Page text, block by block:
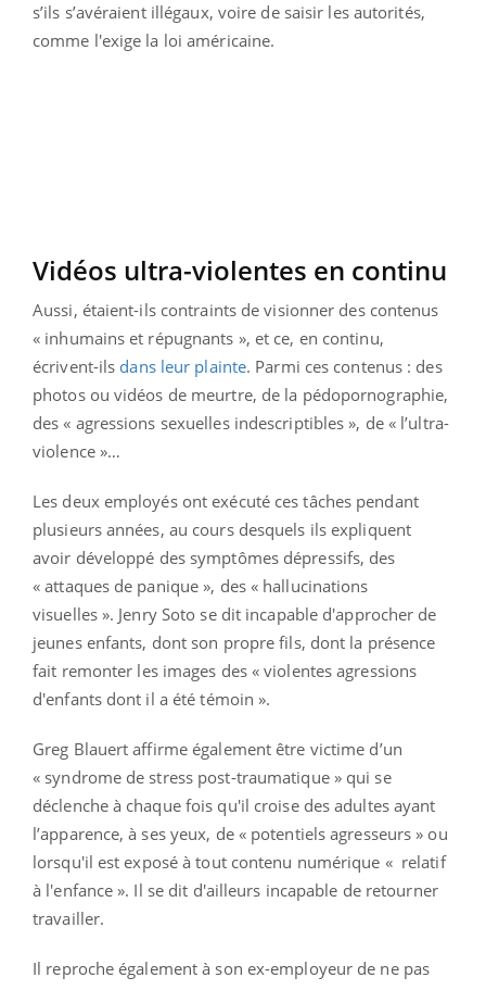
s’ils s’avéraient illégaux, voire de saisir les autorités,
comme l'exige la loi américaine.
Vidéos ultra-violentes en continu
Aussi, étaient-ils contraints de visionner des contenus
« inhumains et répugnants », et ce, en continu,
écrivent-ils dans leur plainte. Parmi ces contenus : des
photos ou vidéos de meurtre, de la pédopornographie,
des « agressions sexuelles indescriptibles », de « l’ultra-
violence »…
Les deux employés ont exécuté ces tâches pendant
plusieurs années, au cours desquels ils expliquent
avoir développé des symptômes dépressifs, des
« attaques de panique », des « hallucinations
visuelles ». Jenry Soto se dit incapable d'approcher de
jeunes enfants, dont son propre fils, dont la présence
fait remonter les images des « violentes agressions
d'enfants dont il a été témoin ».
Greg Blauert affirme également être victime d’un
« syndrome de stress post-traumatique » qui se
déclenche à chaque fois qu'il croise des adultes ayant
l’apparence, à ses yeux, de « potentiels agresseurs » ou
lorsqu'il est exposé à tout contenu numérique « relatif
à l'enfance ». Il se dit d'ailleurs incapable de retourner
travailler.
Il reproche également à son ex-employeur de ne pas